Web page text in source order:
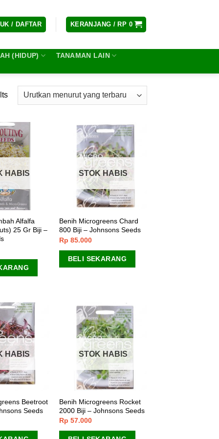
/ DAFTAR KERANJANG / RP 0
(HIDUP)
TANAMAN LAIN
HABIS
Alfalfa
25 Gr Biji –
STOK HABIS
Benih Microgreens Chard
800 Biji – Johnsons Seeds
Rp 85.000
BELI SEKARANG
HABIS
Beetroot
Seeds
STOK HABIS
Benih Microgreens Rocket
2000 Biji – Johnsons Seeds
Rp 57.000